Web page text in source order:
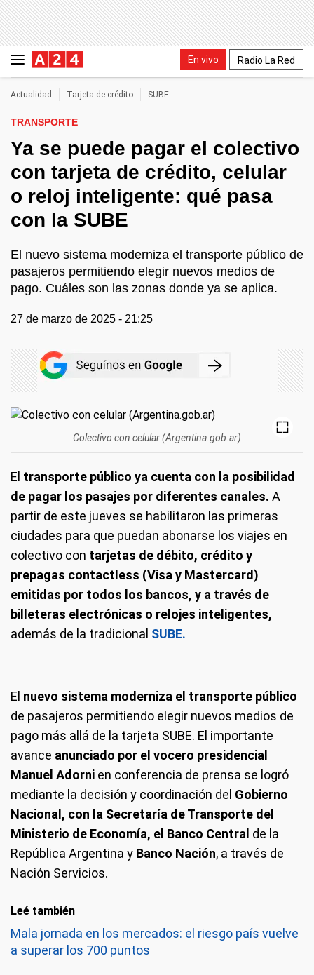
En vivo Radio La Red
Actualidad Tarjeta de crédito SUBE
TRANSPORTE
Ya se puede pagar el colectivo
con tarjeta de crédito, celular
o reloj inteligente: qué pasa
con la SUBE
El nuevo sistema moderniza el transporte público de
pasajeros permitiendo elegir nuevos medios de
pago. Cuáles son las zonas donde ya se aplica.
27 de marzo de 2025 - 21:25
Colectivo con celular (Argentina.gob.ar)
El transporte público ya cuenta con la posibilidad
de pagar los pasajes por diferentes canales. A
partir de este jueves se habilitaron las primeras
ciudades para que puedan abonarse los viajes en
colectivo con tarjetas de débito, crédito y
prepagas contactless (Visa y Mastercard)
emitidas por todos los bancos, y a través de
billeteras electrónicas o relojes inteligentes,
además de la tradicional SUBE.
El nuevo sistema moderniza el transporte público
de pasajeros permitiendo elegir nuevos medios de
pago más allá de la tarjeta SUBE. El importante
avance anunciado por el vocero presidencial
Manuel Adorni en conferencia de prensa se logró
mediante la decisión y coordinación del Gobierno
Nacional, con la Secretaría de Transporte del
Ministerio de Economía, el Banco Central de la
República Argentina y Banco Nación, a través de
Nación Servicios.
Leé también
Mala jornada en los mercados: el riesgo país vuelve
a superar los 700 puntos